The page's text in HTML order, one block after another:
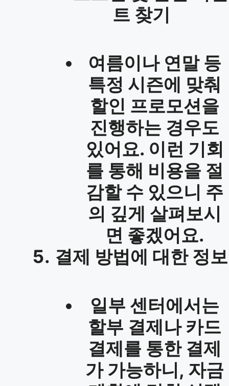
트 찾기
여름이나 연말 등
특정 시즌에 맞춰
할인 프로모션을
진행하는 경우도
있어요. 이런 기회
를 통해 비용을 절
감할 수 있으니 주
의 깊게 살펴보시
면 좋겠어요.
결제 방법에 대한 정보
일부 센터에서는
할부 결제나 카드
결제를 통한 결제
가 가능하니, 자금